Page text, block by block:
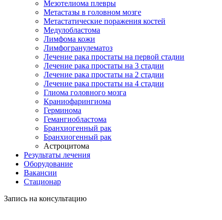
Мезотелиома плевры
Метастазы в головном мозге
Метастатические поражения костей
Медулобластома
Лимфома кожи
Лимфогранулематоз
Лечение рака простаты на первой стадии
Лечение рака простаты на 3 стадии
Лечение рака простаты на 2 стадии
Лечение рака простаты на 4 стадии
Глиома головного мозга
Краниофарингиома
Герминома
Гемангиобластома
Бранхиогенный рак
Бранхиогенный рак
Астроцитома
Результаты лечения
Оборудование
Вакансии
Стационар
Запись на консультацию